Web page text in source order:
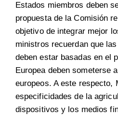
Estados miembros deben
propuesta de la Comisión
objetivo de integrar mejor
ministros recuerdan que
deben estar basadas en el
Europea deben someterse
europeos. A este respecto,
especificidades de la
dispositivos y los medios